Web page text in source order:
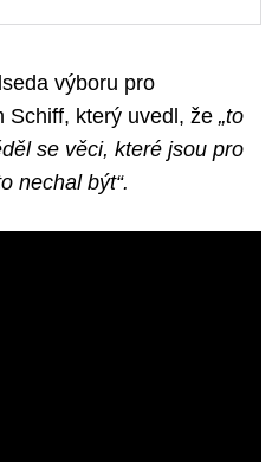
výboru pro
Schiff, který uvedl, že „to
se věci, které jsou pro
nechal být“.